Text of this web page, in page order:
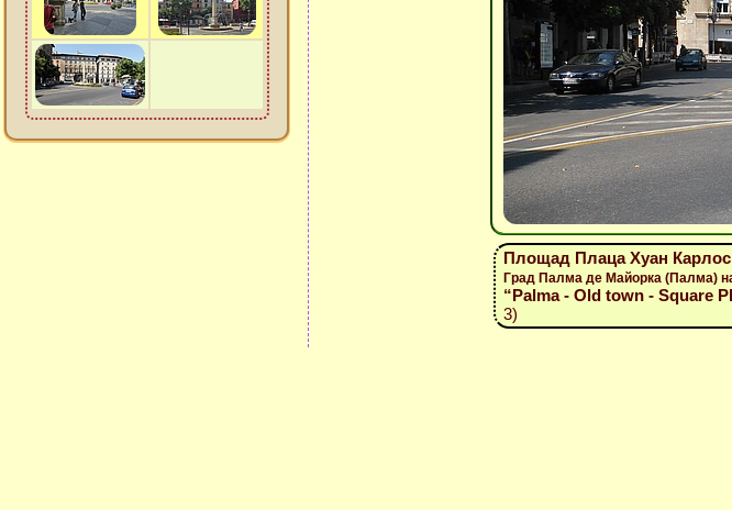
Площад Плаца Хуан Карлос
Град Палма де Майорка (Палма)
“Palma - Old town - Square
3)